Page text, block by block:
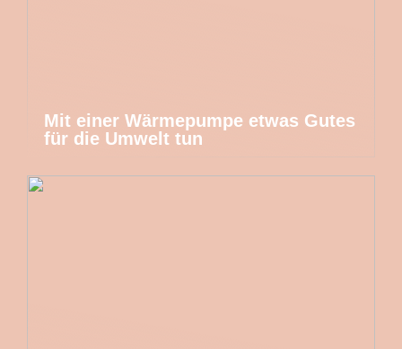
Mit einer Wärmepumpe etwas Gutes
für die Umwelt tun